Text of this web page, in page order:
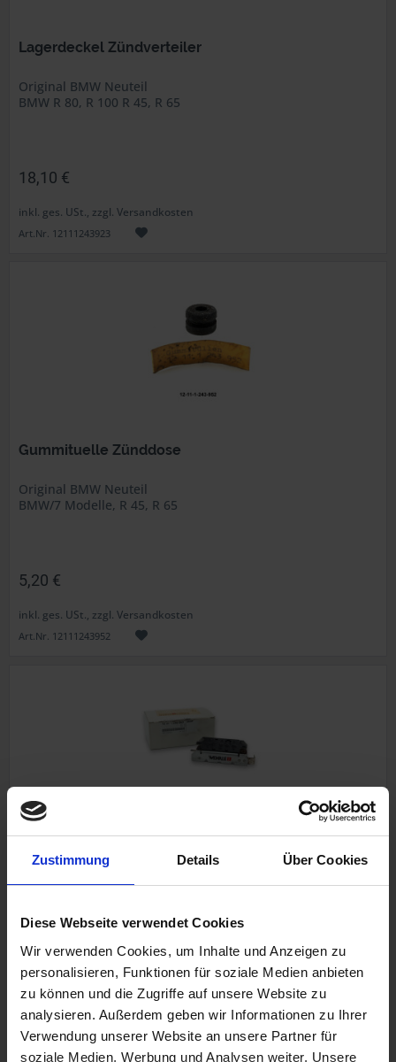
Zustimmung Details Über Cookies
Diese Webseite verwendet Cookies
Wir verwenden Cookies, um Inhalte und Anzeigen zu
personalisieren, Funktionen für soziale Medien anbieten
zu können und die Zugriffe auf unsere Website zu
analysieren. Außerdem geben wir Informationen zu Ihrer
Verwendung unserer Website an unsere Partner für
soziale Medien, Werbung und Analysen weiter. Unsere
Lagerdeckel Zündverteiler
Original BMW Neuteil
BMW R 80, R 100 R 45, R 65
18,10 €
inkl. ges. USt., zzgl. Versandkosten
Art.Nr. 12111243923
Gummituelle Zünddose
Original BMW Neuteil
BMW/7 Modelle, R 45, R 65
5,20 €
inkl. ges. USt., zzgl. Versandkosten
Art.Nr. 12111243952
Diodenplatte
178,50 €
inkl. ges. USt., zzgl. Versandkosten
Art.Nr. 12311244063